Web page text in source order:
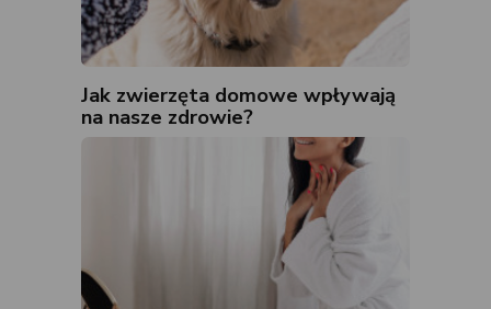
Jak zwierzęta domowe wpływają
na nasze zdrowie?